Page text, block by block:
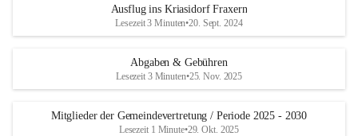
Ausflug ins Kriasidorf Fraxern
Lesezeit 3 Minuten•20. Sept. 2024
Abgaben & Gebühren
Lesezeit 3 Minuten•25. Nov. 2025
Mitglieder der Gemeindevertretung / Periode 2025 - 2030
Lesezeit 1 Minute•29. Okt. 2025